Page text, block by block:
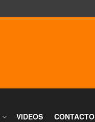
VIDEOS CONTACTO